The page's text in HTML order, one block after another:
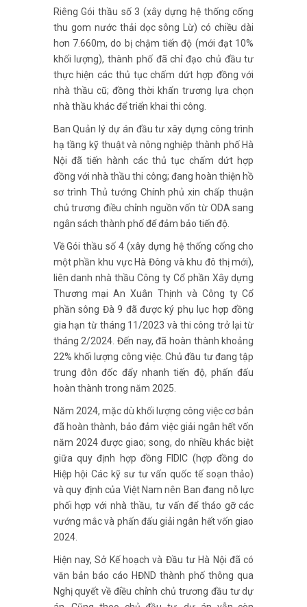
Riêng Gói thầu số 3 (xây dựng hệ thống cống
thu gom nước thải dọc sông Lừ) có chiều dài
hơn 7.660m, do bị chậm tiến độ (mới đạt 10%
khối lượng), thành phố đã chỉ đạo chủ đầu tư
thực hiện các thủ tục chấm dứt hợp đồng với
nhà thầu cũ; đồng thời khẩn trương lựa chọn
nhà thầu khác để triển khai thi công.
Ban Quản lý dự án đầu tư xây dựng công trình
hạ tầng kỹ thuật và nông nghiệp thành phố Hà
Nội đã tiến hành các thủ tục chấm dứt hợp
đồng với nhà thầu thi công; đang hoàn thiện hồ
sơ trình Thủ tướng Chính phủ xin chấp thuận
chủ trương điều chỉnh nguồn vốn từ ODA sang
ngân sách thành phố để đảm bảo tiến độ.
Về Gói thầu số 4 (xây dựng hệ thống cống cho
một phần khu vực Hà Đông và khu đô thị mới),
liên danh nhà thầu Công ty Cổ phần Xây dựng
Thương mại An Xuân Thịnh và Công ty Cổ
phần sông Đà 9 đã được ký phụ lục hợp đồng
gia hạn từ tháng 11/2023 và thi công trở lại từ
tháng 2/2024. Đến nay, đã hoàn thành khoảng
22% khối lượng công việc. Chủ đầu tư đang tập
trung đôn đốc đẩy nhanh tiến độ, phấn đấu
hoàn thành trong năm 2025.
Năm 2024, mặc dù khối lượng công việc cơ bản
đã hoàn thành, bảo đảm việc giải ngân hết vốn
năm 2024 được giao; song, do nhiều khác biệt
giữa quy định hợp đồng FIDIC (hợp đồng do
Hiệp hội Các kỹ sư tư vấn quốc tế soạn thảo)
và quy định của Việt Nam nên Ban đang nỗ lực
phối hợp với nhà thầu, tư vấn để tháo gỡ các
vướng mắc và phấn đấu giải ngân hết vốn giao
2024.
Hiện nay, Sở Kế hoạch và Đầu tư Hà Nội đã có
văn bản báo cáo HĐND thành phố thông qua
Nghị quyết về điều chỉnh chủ trương đầu tư dự